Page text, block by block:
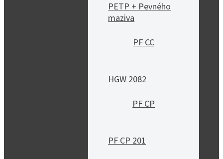
PETP + Pevného
maziva
PF CC
HGW 2082
PF CP
PF CP 201